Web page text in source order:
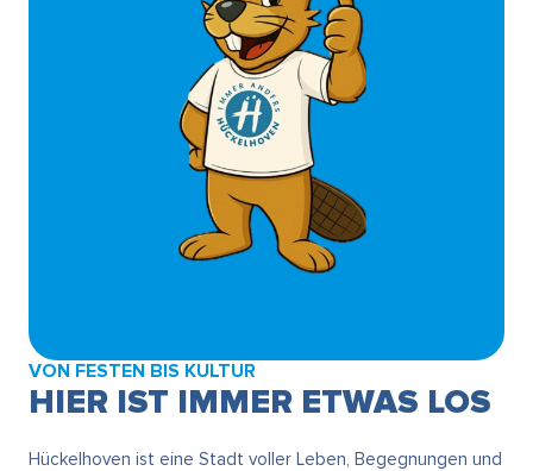
VON FESTEN BIS KULTUR
HIER IST IMMER ETWAS LOS
Hückelhoven ist eine Stadt voller Leben, Begegnungen und